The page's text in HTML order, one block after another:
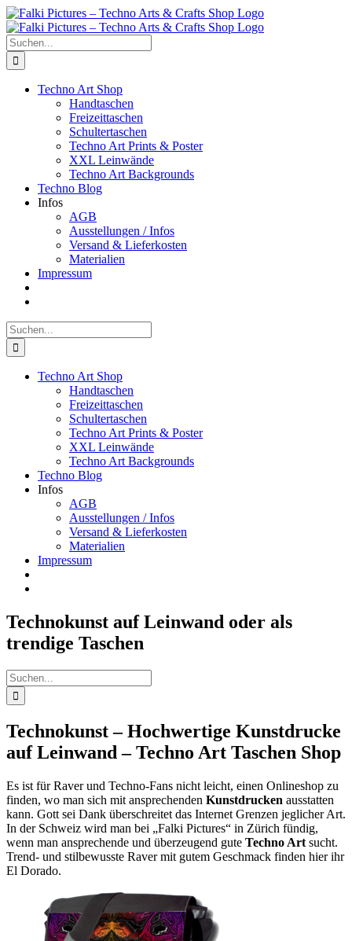
Zum
Inhalt
springen
Suche
nach:
Techno Art Shop
Handtaschen
Freizeittaschen
Schultertaschen
Techno Art Prints & Poster
XXL Leinwände
Techno Art Backgrounds
Techno Blog
Infos
AGB
Ausstellungen / Infos
Versand & Lieferkosten
Materialien
Impressum
Suche
nach:
Techno Art Shop
Handtaschen
Freizeittaschen
Schultertaschen
Techno Art Prints & Poster
XXL Leinwände
Techno Art Backgrounds
Techno Blog
Infos
AGB
Ausstellungen / Infos
Versand & Lieferkosten
Materialien
Impressum
Technokunst auf Leinwand oder als
trendige Taschen
Suche
nach:
Technokunst – Hochwertige Kunstdrucke
auf Leinwand – Techno Art Taschen Shop
Es ist für Raver und Techno-Fans nicht leicht, einen Onlineshop zu
finden, wo man sich mit ansprechenden Kunstdrucken ausstatten
kann. Gott sei Dank überschreitet das Internet Grenzen jeglicher Art.
In der Schweiz wird man bei „Falki Pictures“ in Zürich fündig,
wenn man ansprechende und überzeugend gute Techno Art sucht.
Trend- und stilbewusste Raver mit gutem Geschmack finden hier ihr
El Dorado.